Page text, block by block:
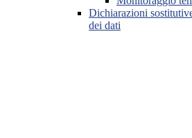
Dichiarazioni
dei dati